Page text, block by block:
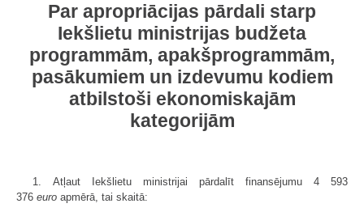
Par apropriācijas pārdali starp
Iekšlietu ministrijas budžeta
programmām, apakšprogrammām,
pasākumiem un izdevumu kodiem
atbilstoši ekonomiskajām
kategorijām
1. Atļaut Iekšlietu ministrijai pārdalīt finansējumu 4 593
376 euro apmērā, tai skaitā: